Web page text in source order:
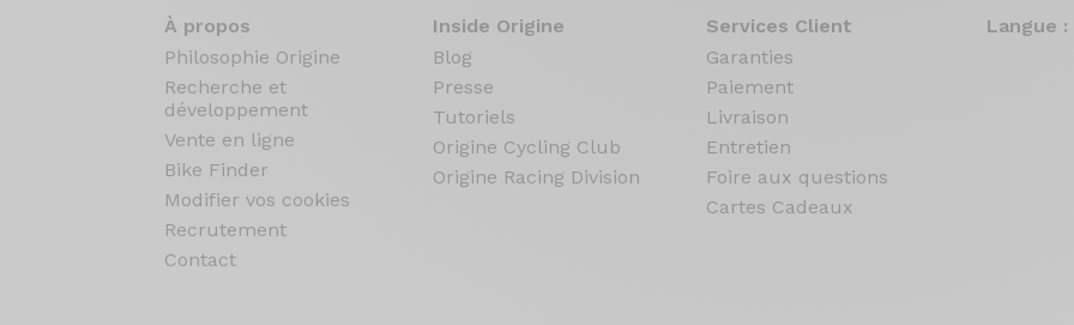
À propos
Philosophie Origine
Recherche et
développement
Vente en ligne
Bike Finder
Modifier vos cookies
Recrutement
Contact
Inside Origine
Blog
Presse
Tutoriels
Origine Cycling Club
Origine Racing Division
Services Client
Garanties
Paiement
Livraison
Entretien
Foire aux questions
Cartes Cadeaux
Langue :